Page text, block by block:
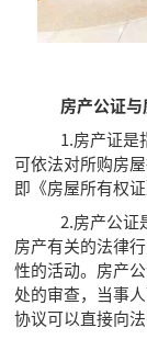
房产公证
1.房产证是指
可依法对所购房
即《房屋所有权
2.房产公证是
房产有关的法律
性的活动。房产
处的审查，当事
协议可以直接向法